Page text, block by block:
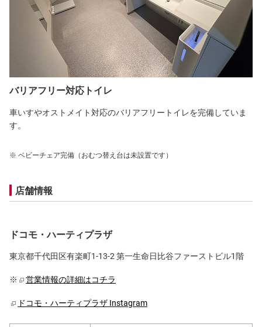
バリアフリー対応トイレ
車いすやオストメイト対応のバリアフリートイレを完備していま
す。
ベビーチェア完備（おむつ替え台は未設置です）
店舗情報
ドコモ・ハーティプラザ
東京都千代田区有楽町1-13-2 第一生命日比谷ファーストビル1階
※ 営業情報の詳細はコチラ
ドコモ・ハーティプラザ Instagram